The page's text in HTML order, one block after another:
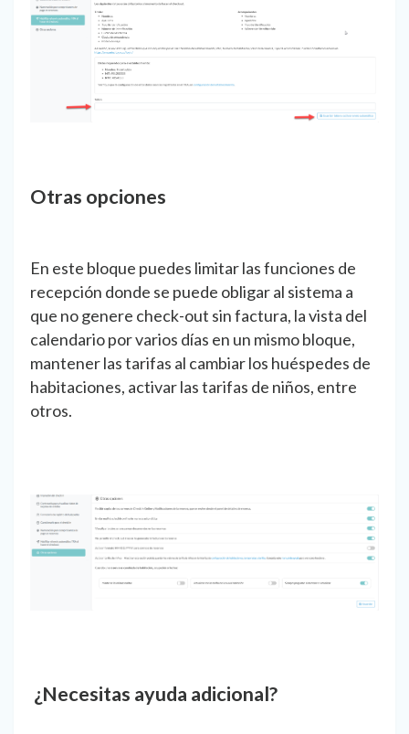
Otras opciones
En este bloque puedes limitar las funciones de
recepción donde se puede obligar al sistema a
que no genere check-out sin factura, la vista del
calendario por varios días en un mismo bloque,
mantener las tarifas al cambiar los huéspedes de
habitaciones, activar las tarifas de niños, entre
otros.
¿Necesitas ayuda adicional?